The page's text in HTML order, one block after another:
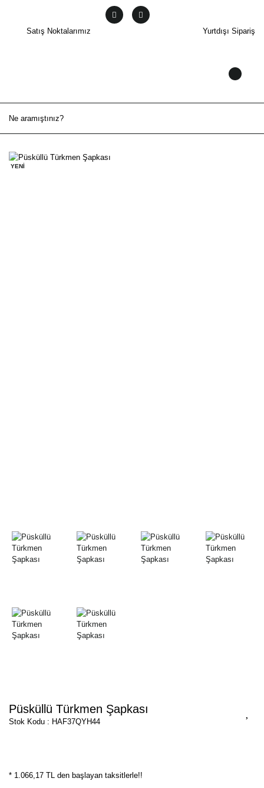
Satış Noktalarımız Yurtdışı Sipariş
YENİ
Püsküllü Türkmen Şapkası
Stok Kodu : HAF37QYH44
* 1.066,17 TL den başlayan taksitlerle!!